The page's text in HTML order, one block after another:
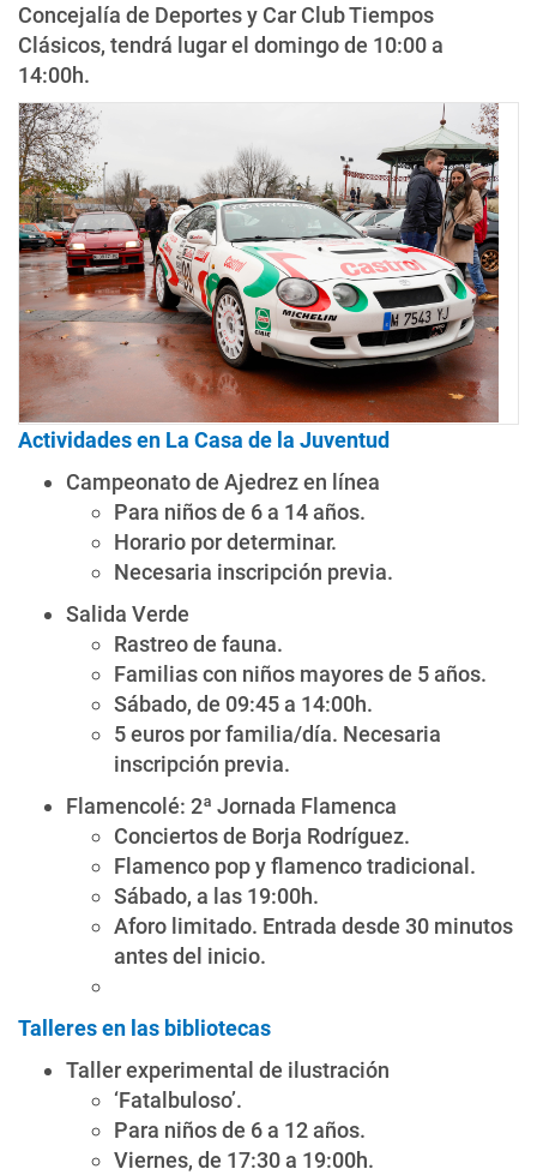
Concejalía de Deportes y Car Club Tiempos
Clásicos, tendrá lugar el domingo de 10:00 a
14:00h.
Actividades en La Casa de la Juventud
Campeonato de Ajedrez en línea
Para niños de 6 a 14 años.
Horario por determinar.
Necesaria inscripción previa.
Salida Verde
Rastreo de fauna.
Familias con niños mayores de 5 años.
Sábado, de 09:45 a 14:00h.
5 euros por familia/día. Necesaria
inscripción previa.
Flamencolé: 2ª Jornada Flamenca
Conciertos de Borja Rodríguez.
Flamenco pop y flamenco tradicional.
Sábado, a las 19:00h.
Aforo limitado. Entrada desde 30 minutos
antes del inicio.
Talleres en las bibliotecas
Taller experimental de ilustración
‘Fatalbuloso’.
Para niños de 6 a 12 años.
Viernes, de 17:30 a 19:00h.